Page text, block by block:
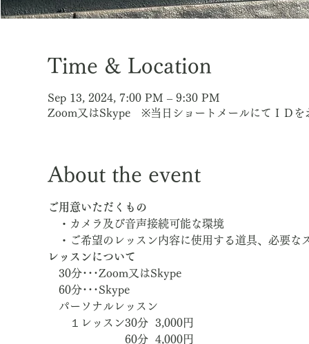
Time & Location
Sep 13, 2024, 7:00 PM – 9:30 PM
Zoom又はSkype ※当日ショートメールにてＩＤを
About the event
ご用意いただくもの
・カメラ及び音声接続可能な環境
・ご希望のレッスン内容に使用する道具、必要な
レッスンについて
30分･･･Zoom又はSkype
60分･･･Skype
パーソナルレッスン
１レッスン30分  3,000円
60分  4,000円